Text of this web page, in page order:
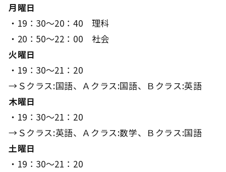
月曜日
・19：30～20：40 理科
・20：50～22：00 社会
火曜日
・19：30～21：20
→Ｓクラス:国語、Ａクラス:国語、Ｂクラス:英語
木曜日
・19：30～21：20
→Ｓクラス:英語、Ａクラス:数学、Ｂクラス:国語
土曜日
・19：30～21：20